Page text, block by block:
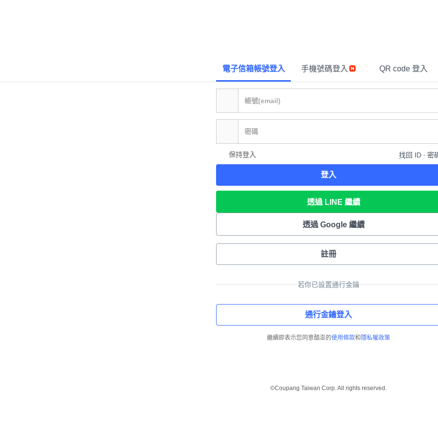
電子信箱帳號登入 手機號碼登入 QR code 登入
保持登入 找回 ID ∙ 密
登入
透過 LINE 繼續
透過 Google 繼續
註冊
若你已設置通行金鑰
通行金鑰登入
繼續即表示您同意酷澎的使用條款和 隱私權政策
©Coupang Taiwan Corp. All rights reserved.